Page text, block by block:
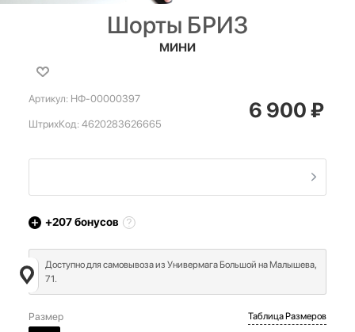
Шорты БРИЗ
МИНИ
Артикул: НФ-00000397
ШтрихКод: 4620283626665
6 900₽
+207бонусов
Доступно для самовывоза из Универмага Большой на Малышева,
71.
Размер
Таблица Размеров